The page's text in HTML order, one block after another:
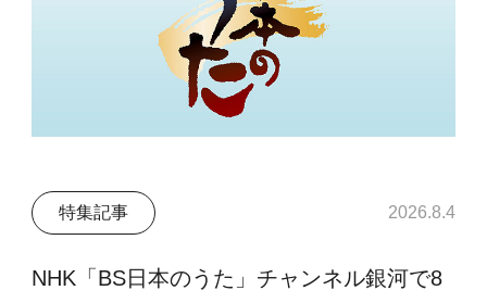
特集記事 2026.8.4
NHK「BS日本のうた」チャンネル銀河で8